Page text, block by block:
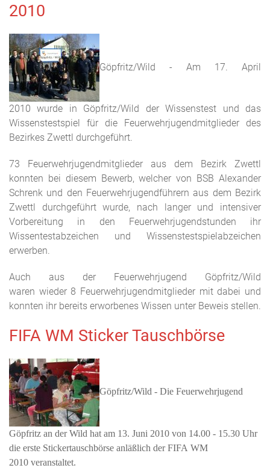
2010
Göpfritz/Wild - Am 17. April
2010 wurde in Göpfritz/Wild der Wissenstest und das
Wissenstestspiel für die Feuerwehrjugendmitglieder des
Bezirkes Zwettl durchgeführt.
73 Feuerwehrjugendmitglieder aus dem Bezirk Zwettl
konnten bei diesem Bewerb, welcher von BSB Alexander
Schrenk und den Feuerwehrjugendführern aus dem Bezirk
Zwettl durchgeführt wurde, nach langer und intensiver
Vorbereitung in den Feuerwehrjugendstunden ihr
Wissentestabzeichen und Wissenstestspielabzeichen
erwerben.
Auch aus der Feuerwehrjugend Göpfritz/Wild
waren wieder 8 Feuerwehrjugendmitglieder mit dabei und
konnten ihr bereits erworbenes Wissen unter Beweis stellen.
FIFA WM Sticker Tauschbörse
Göpfritz/Wild - Die Feuerwehrjugend
Göpfritz an der Wild hat am 13. Juni 2010 von 14.00 - 15.30 Uhr
die erste Stickertauschbörse anläßlich der FIFA WM
2010 veranstaltet.